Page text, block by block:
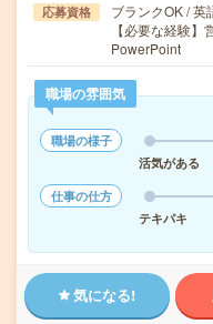
応募資格
ブランクOK / 英
【必要な経験
PowerPoint
職場の雰囲気
職場の様子
活気がある
仕事の仕方
テキパキ
気になる!